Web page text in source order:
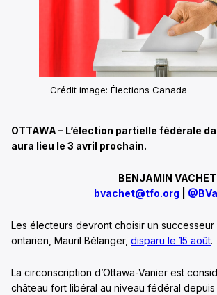
Crédit image: Élections Canada
OTTAWA – L’élection partielle fédérale
aura lieu le 3 avril prochain.
BENJAMIN VACHET
bvachet@tfo.org
Les électeurs devront choisir un
ontarien, Mauril Bélanger, disparu le 15 août.
La circonscription d’Ottawa-Vanier est
château fort libéral au niveau fédéral depuis